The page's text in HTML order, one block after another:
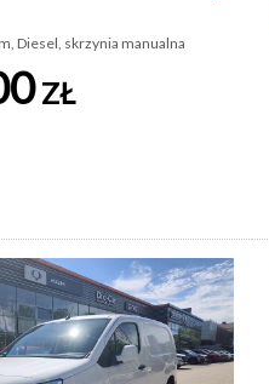
Diesel, skrzynia manualna
ZŁ